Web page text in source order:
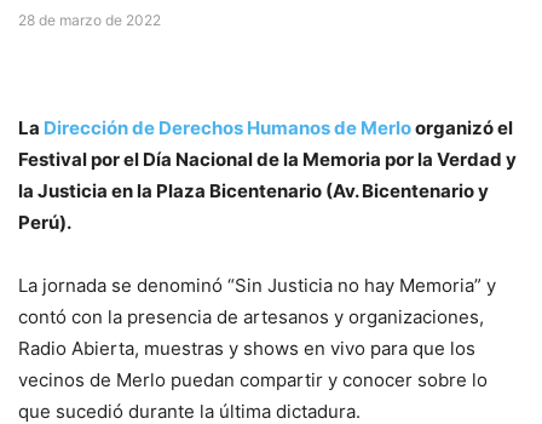
28 de marzo de 2022
La Dirección de Derechos Humanos de Merloorganizó el
Festival por el Día Nacional de la Memoria por la Verdad y
la Justicia en la Plaza Bicentenario (Av. Bicentenario y
Perú).
La jornada se denominó “Sin Justicia no hay Memoria” y
contó con la presencia de artesanos y organizaciones,
Radio Abierta, muestras y shows en vivo para que los
vecinos de Merlo puedan compartir y conocer sobre lo
que sucedió durante la última dictadura.